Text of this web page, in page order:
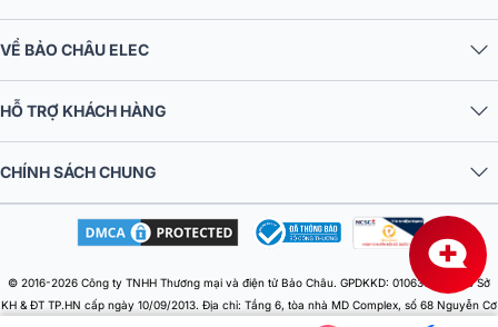
Lắp đặt dàn xem phim tại nhà đang dần trở thành xu hướng.
Với khả năng hỗ trợ hình ảnh độ phân giải cao như 4K HDR và các công
nghệ hình ảnh tiên tiến, dàn xem phim mang đến một hình ảnh sắc nét,
nên sống động và mãn nhãn hơn bao giờ hết. Ngoài ra, nhiều dàn âm
thanh hiện đại còn hỗ trợ kết nối Bluetooth và Wi-Fi, cho phép người
dùng dễ dàng kết nối với các thiết bị thông minh như điện thoại, máy
tính bảng, và laptop để phát nhạc hoặc phim từ các dịch vụ trực tuyến.
VỀ BẢO CHÂU ELEC
HỖ TRỢ KHÁCH HÀNG
CHÍNH SÁCH CHUNG
© 2016-2026 Công ty TNHH Thương mại và điện tử Bảo Châu. GPDKKD: 0106303879 do Sở
KH & ĐT TP.HN cấp ngày 10/09/2013. Địa chỉ: Tầng 6, tòa nhà MD Complex, số 68 Nguyễn Cơ